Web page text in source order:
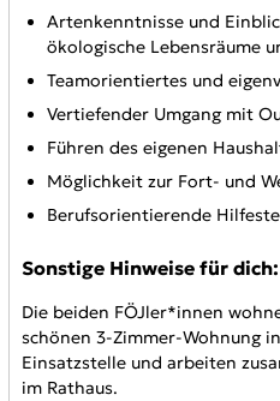
Artenkenntnisse und
ökologische Lebensräume
Teamorientiertes und
Vertiefender Umgang mit
Führen des eigenen
Möglichkeit zur Fort- und
Berufsorientierende
Sonstige Hinweise für dich:
Die beiden FÖJler*innen
schönen 3-Zimmer-Wohnung
Einsatzstelle und arbeiten
im Rathaus.